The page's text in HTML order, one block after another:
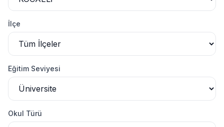
KOCAELİ SAĞLIK VE TEKNOLOJİ ÜNİVERSİTESİ
KOCAELİ ÜNİVERSİTESİ
İlçe
Eğitim Seviyesi
Okul Türü